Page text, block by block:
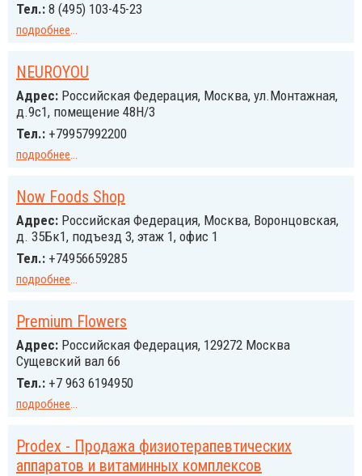
Тел.: 8 (495) 103-45-23
подробнее...
NEUROYOU
Адрес: Российcкая Федерация, Москва, ул.Монтажная,
д.9с1, помещение 48Н/3
Тел.: +79957992200
подробнее...
Now Foods Shop
Адрес: Российcкая Федерация, Москва, Воронцовская,
д. 35Бк1, подъезд 3, этаж 1, офис 1
Тел.: +74956659285
подробнее...
Premium Flowers
Адрес: Российcкая Федерация, 129272 Москва
Сущевский вал 66
Тел.: +7 963 6194950
подробнее...
Prodex - Продажа физиотерапевтических
аппаратов и витаминных комплексов